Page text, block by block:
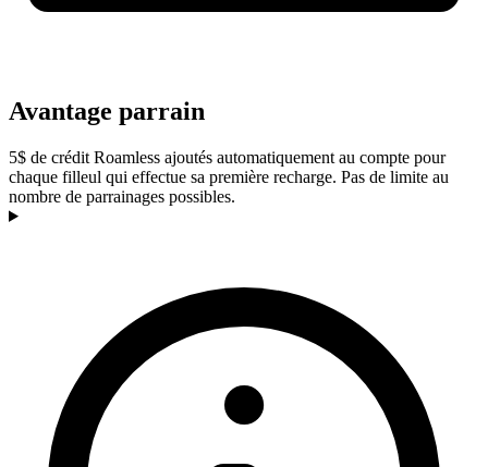
Avantage parrain
5$ de crédit Roamless ajoutés automatiquement au compte pour
chaque filleul qui effectue sa première recharge. Pas de limite au
nombre de parrainages possibles.